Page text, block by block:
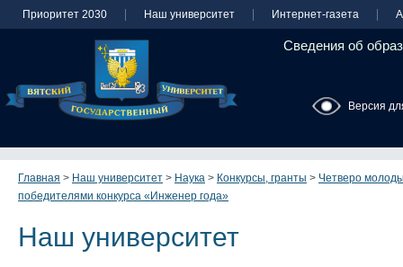
Приоритет 2030 Наш университет Интернет-газета
Сведения об
Версия
Главная > Наш университет > Наука > Конкурсы, гранты > Четверо
победителями конкурса «Инженер года»
Наш университет